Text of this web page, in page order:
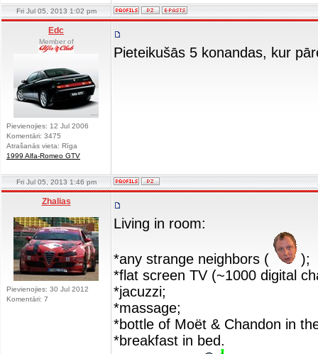
Fri Jul 05, 2013 1:02 pm
Edc
Member of
Pievienojies: 12 Jul 2006
Komentāri: 3475
Atrašanās vieta: Rīga
1999 Alfa-Romeo GTV
Pieteikušās 5 konandas, kur
Fri Jul 05, 2013 1:46 pm
Zhalias
Pievienojies: 30 Jul 2012
Komentāri: 7
Living in room:
*any strange neighbors (
);
*flat screen TV (~1000 digital
*jacuzzi;
*massage;
*bottle of Moët & Chandon in
*breakfast in bed.